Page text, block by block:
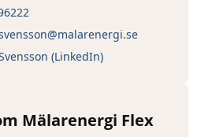
(LinkedIn)
Mälarenergi Flex